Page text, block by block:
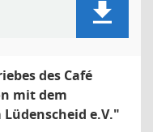
des Café
mit dem
e.V."